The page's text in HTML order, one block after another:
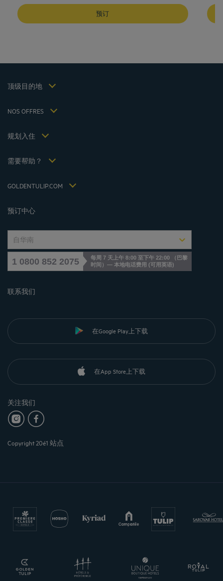
预订
顶级目的地
峨嵋山酒店
昆明酒店
上海酒店
Hôtels Saint-Malo
NOS OFFRES
逍遥游优惠（含早餐）
规划入住
会议和活动
需要帮助？
常见问答
GOLDENTULIP.COM
个人数据政策
Flavours Instant Benefit 通用使用条款和条件
Politiques de taxes 2023
税收政策 2021
Jin Jiang International
预订中心
自华南
1 0800 852 2075
每周 7 天上午 8:00 至下午 22:00 （巴黎
时间）— 本地电话费用 ( 可用英语)
联系我们
在Google Play上下载
在App Store上下载
关注我们
Copyright 20é1 站点